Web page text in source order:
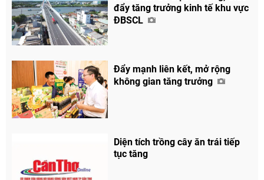
đẩy tăng trưởng kinh tế khu vực
ĐBSCL
Đẩy mạnh liên kết, mở rộng
không gian tăng trưởng
Diện tích trồng cây ăn trái tiếp
tục tăng